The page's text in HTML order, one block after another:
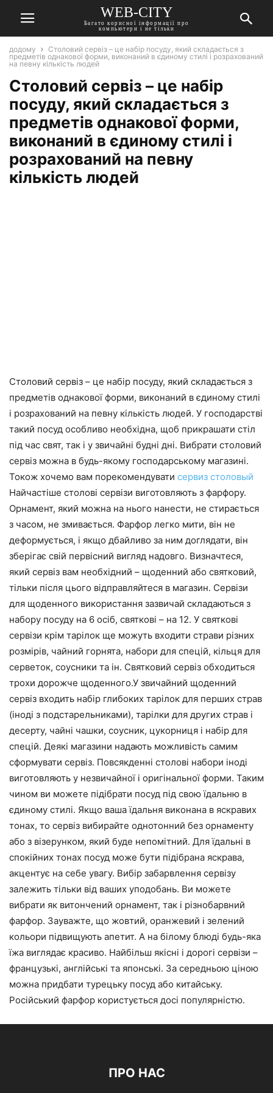
WEB-CITY
Багато корисної інформації про
компьютери і не тільки
додому
Столовий сервіз – це набір посуду, який складається з
предметів однакової форми, виконаний в єдиному стилі і розрахований
на певну кількість людей
Столовий сервіз – це набір
посуду, який складається з
предметів однакової форми,
виконаний в єдиному стилі і
розрахований на певну
кількість людей
Столовий сервіз – це набір посуду, який складається з
предметів однакової форми, виконаний в єдиному стилі
і розрахований на певну кількість людей. У господарстві
такий посуд особливо необхідна, щоб прикрашати стіл
під час свят, так і у звичайні будні дні. Вибрати столовий
сервіз можна в будь-якому господарському магазині.
Токож хочемо вам порекомендувати сервиз столовый
Найчастіше столові сервізи виготовляють з фарфору.
Орнамент, який можна на нього нанести, не стирається
з часом, не змивається. Фарфор легко мити, він не
деформується, і якщо дбайливо за ним доглядати, він
зберігає свій первісний вигляд надовго. Визначтеся,
який сервіз вам необхідний – щоденний або святковий,
тільки після цього відправляйтеся в магазин. Сервізи
для щоденного використання зазвичай складаються з
набору посуду на 6 осіб, святкові – на 12. У святкові
сервізи крім тарілок ще можуть входити страви різних
розмірів, чайний горнята, набори для спецій, кільця для
серветок, соусники та ін. Святковий сервіз обходиться
трохи дорожче щоденного.У звичайний щоденний
сервіз входить набір глибоких тарілок для перших страв
(іноді з подстарельниками), тарілки для других страв і
десерту, чайні чашки, соусник, цукорниця і набір для
спецій. Деякі магазини надають можливість самим
сформувати сервіз. Повсякденні столові набори іноді
виготовляють у незвичайної і оригінальної форми. Таким
чином ви можете підібрати посуд під свою їдальню в
єдиному стилі. Якщо ваша їдальня виконана в яскравих
тонах, то сервіз вибирайте однотонний без орнаменту
або з візерунком, який буде непомітний. Для їдальні в
спокійних тонах посуд може бути підібрана яскрава,
акцентує на себе увагу. Вибір забарвлення сервізу
залежить тільки від ваших уподобань. Ви можете
вибрати як витончений орнамент, так і різнобарвний
фарфор. Зауважте, що жовтий, оранжевий і зелений
кольори підвищують апетит. А на білому блюді будь-яка
їжа виглядає красиво. Найбільш якісні і дорогі сервізи –
французькі, англійські та японські. За середньою ціною
можна придбати турецьку посуд або китайську.
Російський фарфор користується досі популярністю.
ПРО НАС